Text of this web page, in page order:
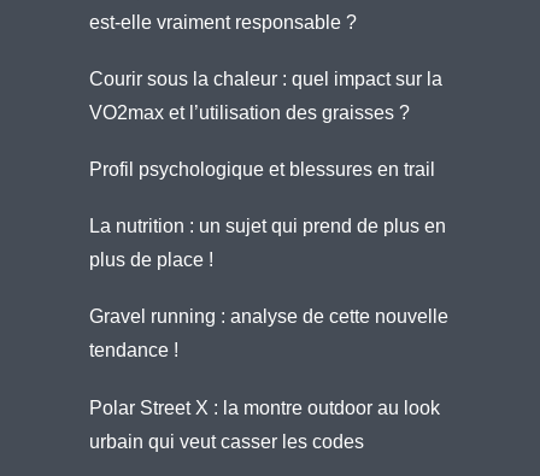
est-elle vraiment responsable ?
Courir sous la chaleur : quel impact sur la
VO2max et l’utilisation des graisses ?
Profil psychologique et blessures en trail
La nutrition : un sujet qui prend de plus en
plus de place !
Gravel running : analyse de cette nouvelle
tendance !
Polar Street X : la montre outdoor au look
urbain qui veut casser les codes